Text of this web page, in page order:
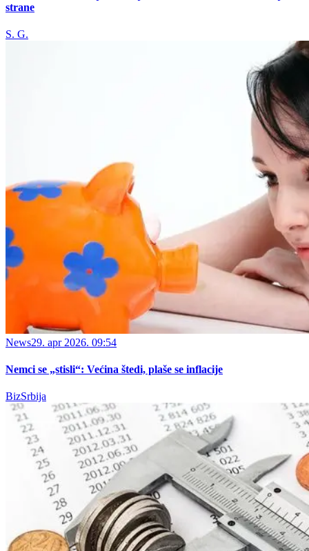
strane
S. G.
News29. apr 2026. 09:54
Nemci se „stisli“: Većina štedi, plaše se inflacije
BizSrbija